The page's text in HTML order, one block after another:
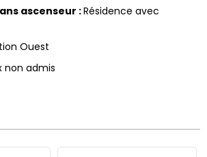
ascenseur :Résidence avec
Ouest
non admis